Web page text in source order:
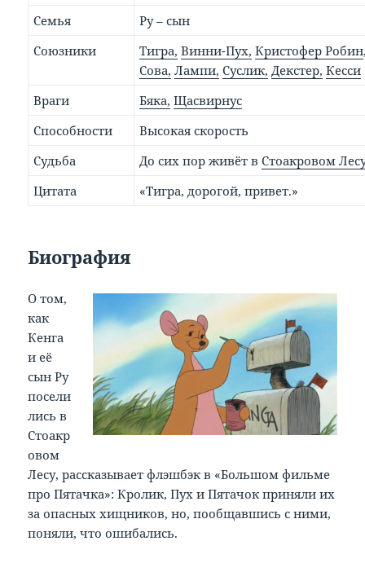
Семья
Ру – сын
Союзники
Тигра, Винни-Пух, Кристофер Робин
Сова, Лампи, Суслик, Декстер, Кесси
Враги
Бяка, Щасвирнус
Способности
Высокая скорость
Судьба
До сих пор живёт вСтоакровом
Цитата
«Тигра, дорогой, привет.»
Биография
О том,
как
Кенга
и её
сын Ру
посели
лись в
Стоакр
овом
Лесу, рассказывает флэшбэк в «Большом фильме
про Пятачка»: Кролик, Пух и Пятачок приняли их
за опасных хищников, но, пообщавшись с ними,
поняли, что ошибались.